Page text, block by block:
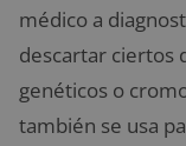
médico a
descartar ciertos
genéticos o
también se usa